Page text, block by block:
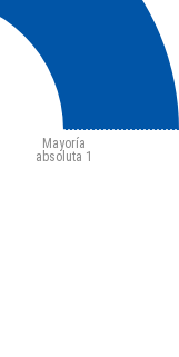
Mayoría
absoluta 1